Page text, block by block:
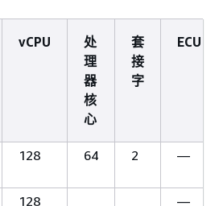
vCPU
处
理
器
核
心
套
接
字
ECU
128 64 2 —
128 —